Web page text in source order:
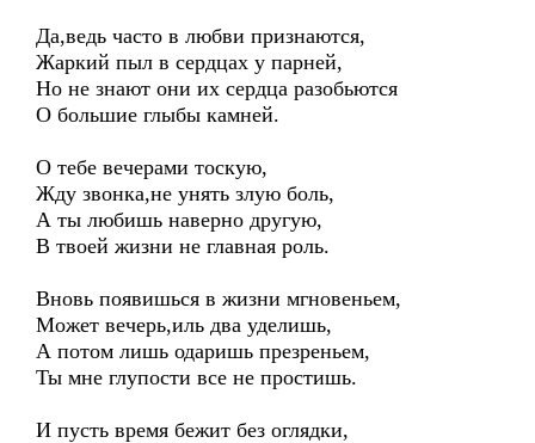
Да,ведь часто в любви признаются,
Жаркий пыл в сердцах у парней,
Но не знают они их сердца разобьются
О большие глыбы камней.
О тебе вечерами тоскую,
Жду звонка,не унять злую боль,
А ты любишь наверно другую,
В твоей жизни не главная роль.
Вновь появишься в жизни мгновеньем,
Может вечерь,иль два уделишь,
А потом лишь одаришь презреньем,
Ты мне глупости все не простишь.
И пусть время бежит без оглядки,